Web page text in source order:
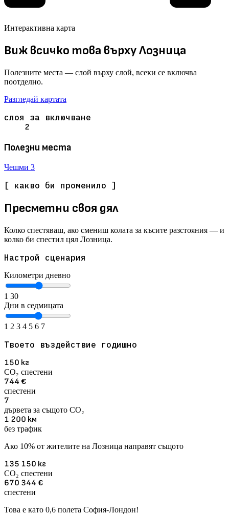
Интерактивна карта
Виж всичко това върху Лозница
Полезните места — слой върху слой, всеки се включва
поотделно.
Разгледай картата
слоя за включване
2
Полезни места
Чешми 3
[ какво би променило ]
Пресметни своя дял
Колко спестяваш, ако смениш колата за късите разстояния — и
колко би спестил цял Лозница.
Настрой сценария
Километри дневно
1 30
Дни в седмицата
1 2 3 4 5 6 7
Твоето въздействие годишно
150 кг
CO₂ спестени
744 €
спестени
7
дървета за същото CO₂
1 200 км
без трафик
Ако 10% от жителите на Лозница направят същото
135 150 кг
CO₂ спестени
670 344 €
спестени
Това е като 0,6 полета София-Лондон!